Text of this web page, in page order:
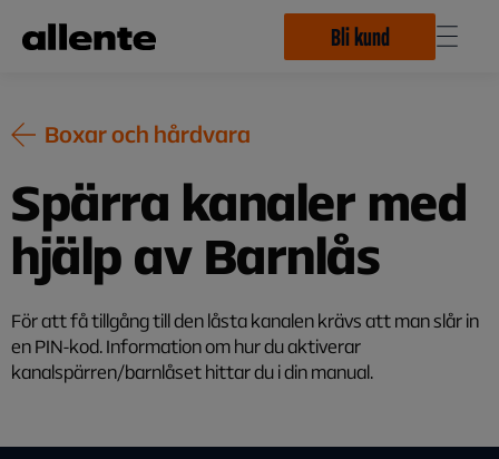
Bli kund
Boxar och hårdvara
Spärra kanaler med
hjälp av Barnlås
För att få tillgång till den låsta kanalen krävs att man slår in
en PIN-kod. Information om hur du aktiverar
kanalspärren/barnlåset hittar du i din manual.